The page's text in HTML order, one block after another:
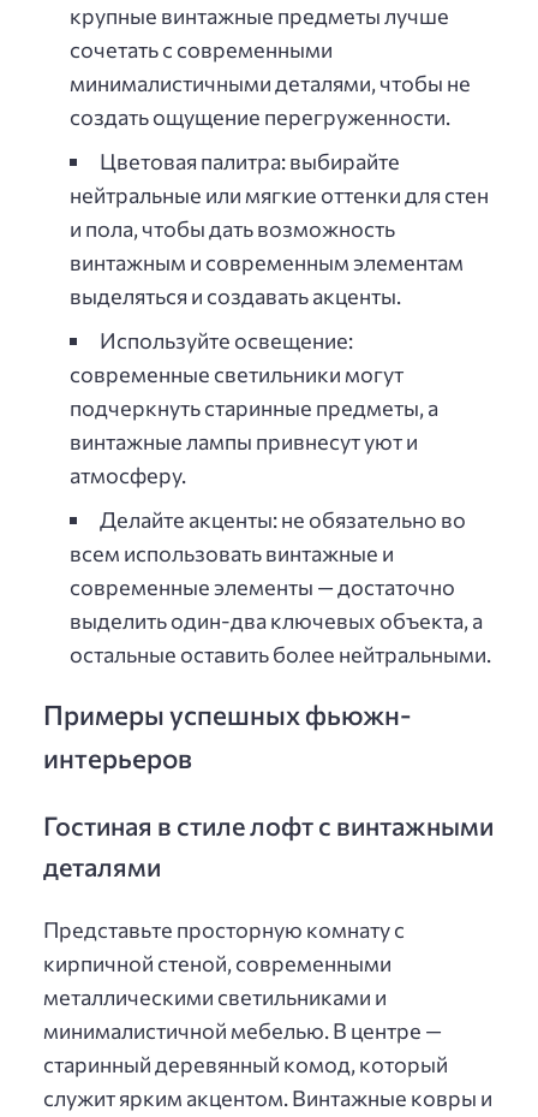
крупные винтажные предметы лучше
сочетать с современными
минималистичными деталями, чтобы не
создать ощущение перегруженности.
Цветовая палитра: выбирайте
нейтральные или мягкие оттенки для стен
и пола, чтобы дать возможность
винтажным и современным элементам
выделяться и создавать акценты.
Используйте освещение:
современные светильники могут
подчеркнуть старинные предметы, а
винтажные лампы привнесут уют и
атмосферу.
Делайте акценты: не обязательно во
всем использовать винтажные и
современные элементы — достаточно
выделить один-два ключевых объекта, а
остальные оставить более нейтральными.
Примеры успешных фьюжн-
интерьеров
Гостиная в стиле лофт с винтажными
деталями
Представьте просторную комнату с
кирпичной стеной, современными
металлическими светильниками и
минималистичной мебелью. В центре —
старинный деревянный комод, который
служит ярким акцентом. Винтажные ковры и